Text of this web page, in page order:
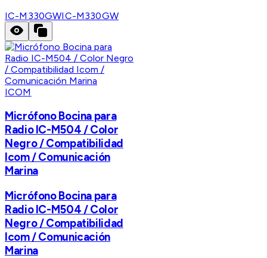
IC-M330GWIC-M330GW
ICOM
Micrófono Bocina para
Radio IC-M504 / Color
Negro / Compatibilidad
Icom / Comunicación
Marina
Micrófono Bocina para
Radio IC-M504 / Color
Negro / Compatibilidad
Icom / Comunicación
Marina